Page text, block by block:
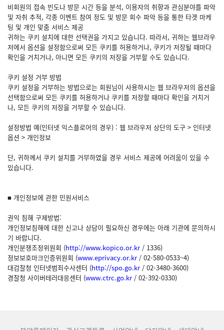
비회원의 접속 빈도나 방문 시간 등을 분석, 이용자의 취향과 관심분야를 파악
및 자취 추적, 각종 이벤트 참여 정도 및 방문 회수 파악 등을 통한 타겟 마케
팅 및 개인 맞춤 서비스 제공
귀하는 쿠키 설치에 대한 선택권을 가지고 있습니다. 따라서, 귀하는 웹브라우
저에서 옵션을 설정함으로써 모든 쿠키를 허용하거나, 쿠키가 저장될 때마다
확인을 거치거나, 아니면 모든 쿠키의 저장을 거부할 수도 있습니다.
쿠키 설정 거부 방법
쿠키 설정을 거부하는 방법으로는 회원님이 사용하시는 웹 브라우저의 옵션을
선택함으로써 모든 쿠키를 허용하거나 쿠키를 저장할 때마다 확인을 거치거
나, 모든 쿠키의 저장을 거부할 수 있습니다.
설정방법 예(인터넷 익스플로어의 경우) : 웹 브라우저 상단의 도구 > 인터넷
옵션 > 개인정보
단, 귀하께서 쿠키 설치를 거부하였을 경우 서비스 제공에 어려움이 있을 수
있습니다.
■ 개인정보에 관한 민원서비스
권익 침해 구제방법:
개인정보침해에 대한 신고나 상담이 필요하신 경우에는 아래 기관에 문의하시
기 바랍니다.
개인분쟁조정위원회 (http://www.kopico.or.kr / 1336)
정보보호마크인증위원회 (www.eprivacy.or.kr / 02-580-0533~4)
대검찰청 인터넷범죄수사센터 (http://spo.go.kr / 02-3480-3600)
경찰청 사이버테러대응센터 (www.ctrc.go.kr / 02-392-0330)